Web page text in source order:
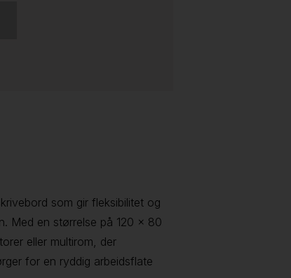
som gir fleksibilitet og
Med en størrelse på 120 x 80
eller multirom, der
for en ryddig arbeidsflate